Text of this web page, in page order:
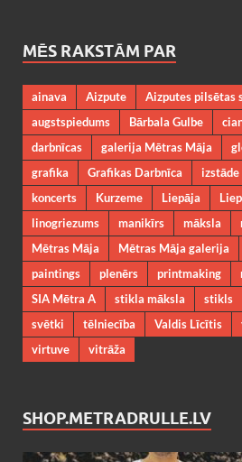
MĒS RAKSTĀM PAR
ainava Aizpute Aizputes pilsētas
augstspiedums
Bārbala Gulbe
darbnīcas
galerija Mētras Māja
grafika
Grafikas Darbnīca izstāde
koncerts
Kurzeme Liepāja
linogriezums
manikīrs māksla
Mētras Māja
Mētras Māja galerija
paintings
plenērs printmaking
SIA Mētra A
stikla māksla stikls
svētki
tēlniecība Valdis Līcītis
virtuve
vitrāža
SHOP.METRADRULLE.LV